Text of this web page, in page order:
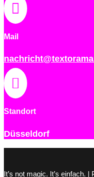

Mail

Standort
Düsseldorf
It’s not magic. It’s einfach.